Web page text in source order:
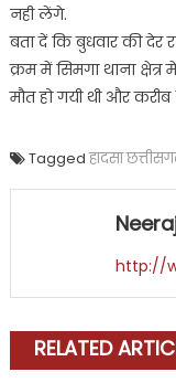
नही लेंगे.
बता दें कि बुधवार की
क्रम में सिमगा थाना
मौत हो गयी थी और
Taggedहादसा
http://
RELATED